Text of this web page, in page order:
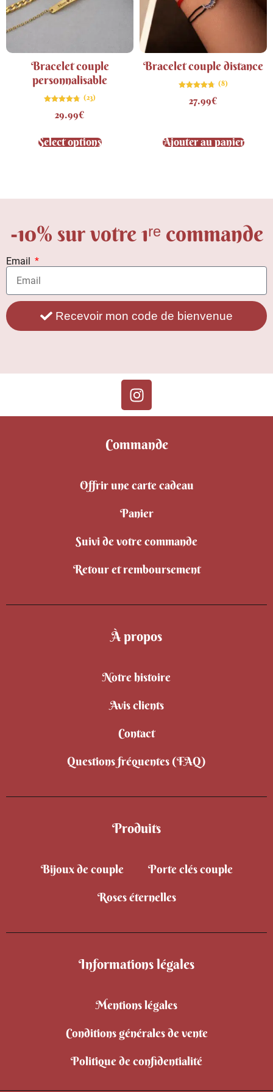
Bracelet couple
personnalisable
4.70
sur 5
(23)
29.99€
Select options
Bracelet couple distance
4.75
sur 5
(8)
27.99€
Ajouter au panier
-10% sur votre 1ʳᵉ commande
Email
Recevoir mon code de bienvenue
Commande
Offrir une carte cadeau
Panier
Suivi de votre commande
Retour et remboursement
À propos
Notre histoire
Avis clients
Contact
Questions fréquentes (FAQ)
Produits
Bijoux de couple
Porte clés couple
Roses éternelles
Informations légales
Mentions légales
Conditions générales de vente
Politique de confidentialité